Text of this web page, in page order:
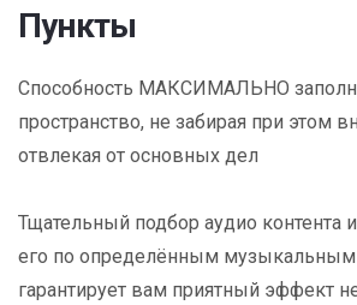
Пункты
Способность МАКСИМАЛЬНО
пространство, не забирая при этом
отвлекая от основных дел
Тщательный подбор аудио контента
его по определённым
гарантирует вам приятный эффект